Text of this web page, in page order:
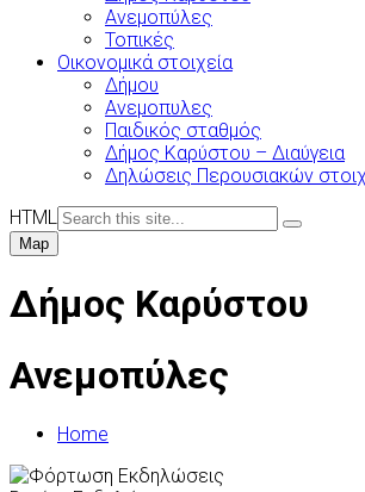
Ανεμοπύλες
Τοπικές
Οικονομικά στοιχεία
Δήμου
Ανεμοπυλες
Παιδικός σταθμός
Δήμος Καρύστου – Διαύγεια
Δηλώσεις Περουσιακών
HTML
Map
Δήμος Καρύστου
Ανεμοπύλες
Home